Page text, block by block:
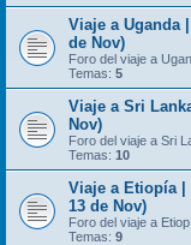
Viaje a Uganda
de Nov)
Foro del viaje a
Temas: 5
Viaje a Sri
Nov)
Foro del viaje a Sri
Temas: 10
Viaje a Etiopía |
13 de Nov)
Foro del viaje a
Temas: 9